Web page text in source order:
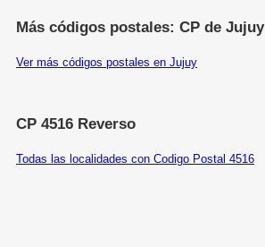
Más códigos postales: CP de Jujuy
Ver más códigos postales en Jujuy
CP 4516 Reverso
Todas las localidades con Codigo Postal 4516